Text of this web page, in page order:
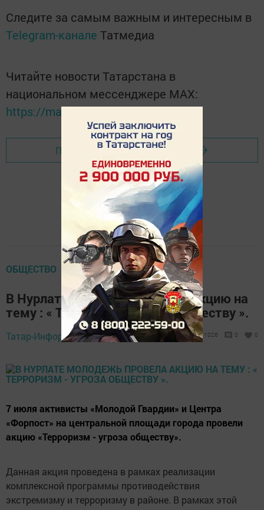
Следите за самым важным и интересным в
Telegram-канале Татмедиа
Читайте новости Татарстана в
национальном мессенджере MАХ:
https://max.ru/tatmedia
Перейти на страницу новости
ОБЩЕСТВО
В Нурлате молодежь провела акцию на
тему : « Терроризм - угроза обществу ».
Татар-Информ, 8 июля 2016 - 08:01 1026 0 0
7 июля активисты «Молодой Гвардии» и Центра
«Форпост» на центральной площади города провели
акцию «Терроризм - угроза обществу».
Данная акция проведена в рамках реализации
комплексной программы противодействия
экстремизму и терроризму в районе. В рамках этой